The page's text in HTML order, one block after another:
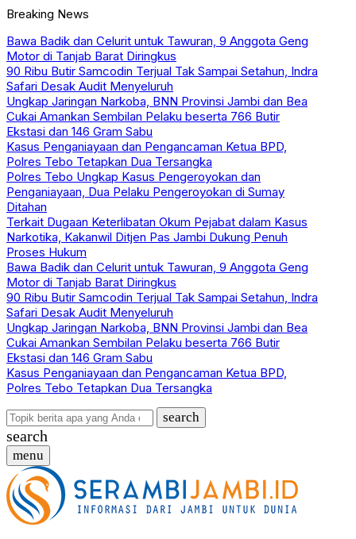
Breaking News
Bawa Badik dan Celurit untuk Tawuran, 9 Anggota Geng
Motor di Tanjab Barat Diringkus
90 Ribu Butir Samcodin Terjual Tak Sampai Setahun, Indra
Safari Desak Audit Menyeluruh
Ungkap Jaringan Narkoba, BNN Provinsi Jambi dan Bea
Cukai Amankan Sembilan Pelaku beserta 766 Butir
Ekstasi dan 146 Gram Sabu
Kasus Penganiayaan dan Pengancaman Ketua BPD,
Polres Tebo Tetapkan Dua Tersangka
Polres Tebo Ungkap Kasus Pengeroyokan dan
Penganiayaan, Dua Pelaku Pengeroyokan di Sumay
Ditahan
Terkait Dugaan Keterlibatan Okum Pejabat dalam Kasus
Narkotika, Kakanwil Ditjen Pas Jambi Dukung Penuh
Proses Hukum
Bawa Badik dan Celurit untuk Tawuran, 9 Anggota Geng
Motor di Tanjab Barat Diringkus
90 Ribu Butir Samcodin Terjual Tak Sampai Setahun, Indra
Safari Desak Audit Menyeluruh
Ungkap Jaringan Narkoba, BNN Provinsi Jambi dan Bea
Cukai Amankan Sembilan Pelaku beserta 766 Butir
Ekstasi dan 146 Gram Sabu
Kasus Penganiayaan dan Pengancaman Ketua BPD,
Polres Tebo Tetapkan Dua Tersangka
search
search
menu